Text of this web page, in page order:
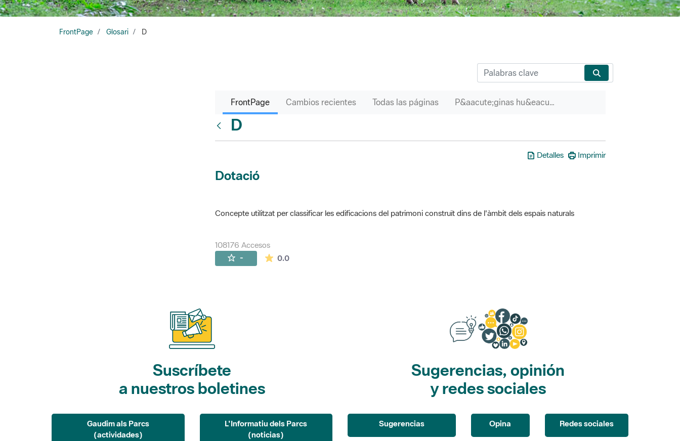
FrontPage Glosari D
FrontPage Cambios recientes Todas las páginas P&aacute;ginas hu&eacute;rfanas
D
Detalles Imprimir
Dotació
Concepte utilitzat per classificar les edificacions del patrimoni construït dins de l'àmbit dels espais naturals
108176 Accesos
- 0.0La valoración media es de 0 estrellas de 5.
Suscríbete
a nuestros boletines
Gaudim als Parcs
(actividades)
L'Informatiu dels Parcs
(noticias)
Sugerencias, opinión
y redes sociales
Sugerencias Opina Redes sociales